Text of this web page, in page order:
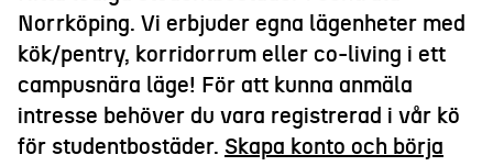
Norrköping. Vi erbjuder egna lägenheter med
kök/pentry, korridorrum eller co-living i ett
campusnära läge! För att kunna anmäla
intresse behöver du vara registrerad i vår kö
för studentbostäder. Skapa konto och börja